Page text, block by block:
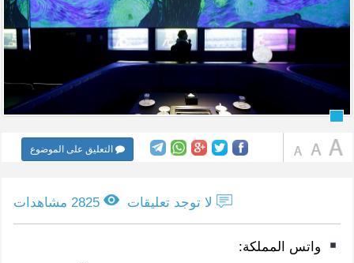
التعليق على الموضوع
لا توجد تعليقات 2825 مشاهدات
واتس المملكة: